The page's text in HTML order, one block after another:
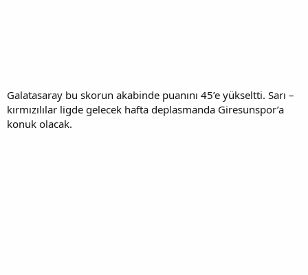
Galatasaray bu skorun akabinde puanını 45’e yükseltti. Sarı –
kırmızılılar ligde gelecek hafta deplasmanda Giresunspor’a
konuk olacak.